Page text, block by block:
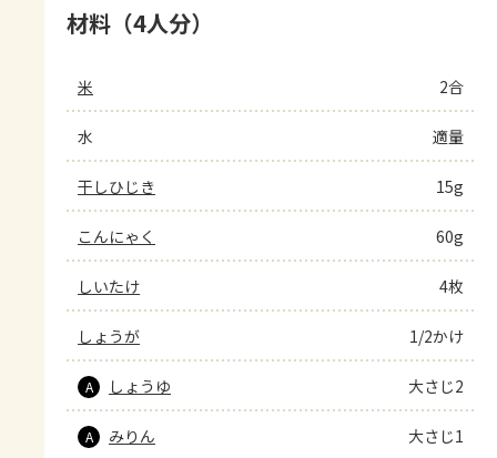
材料（4人分）
米 2合
水 適量
干しひじき 15g
こんにゃく 60g
しいたけ 4枚
しょうが 1/2かけ
A しょうゆ 大さじ2
A みりん 大さじ1